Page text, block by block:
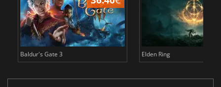
Baldur's Gate 3 Elden Ring